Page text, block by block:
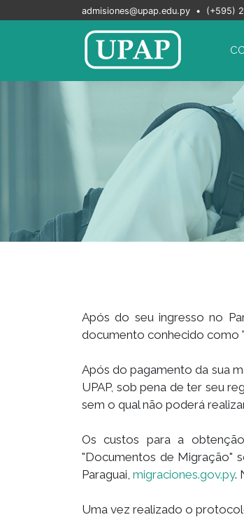
admisiones@upap.edu.py • (+595)
Após do seu ingresso no
documento conhecido como
Após do pagamento da sua
UPAP, sob pena de ter seu
sem o qual não poderá
Os custos para a
"Documentos de Migração"
Paraguai, migraciones.gov.py.
Uma vez realizado o